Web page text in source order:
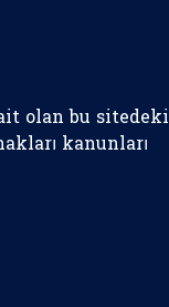
olan bu sitedeki
kanunları